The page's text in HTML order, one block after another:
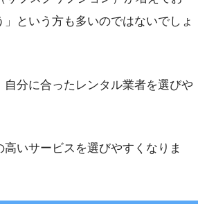
という方も多いのではないでしょ
分に合ったレンタル業者を選びや
いサービスを選びやすくなりま